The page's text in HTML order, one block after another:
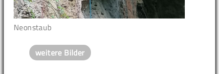
Neonstaub
weitere Bilder